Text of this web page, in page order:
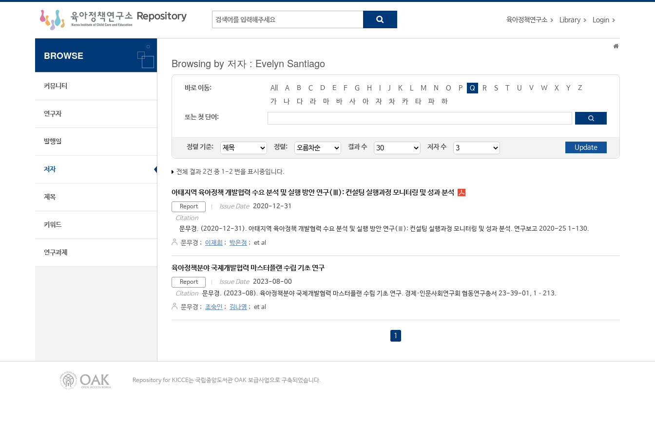
육아정책연구소 Library Login
BROWSE
커뮤니티
연구자
발행일
저자
제목
키워드
연구과제
Browsing by 저자 : Evelyn Santiago
바로 이동: All A B C D E F G H J K M N O P Q R S T U V W X Y
Z
가
나 다 라 마 바 사 아 자 차 카 타 파
하
또는 첫 단어:
정렬 기준: 정렬: 결과 수 저자 수
전체 결과 2건 중 1-2 번을 표시중입니다.
아태지역 육아정책 개발협력 수요 분석 및 실행 방안 연구(Ⅲ): 컨설팅 실행과정 모니터링 및 성과 분석
Report Issue Date 2020-12-31
Citation
문무경. (2020-12-31). 아태지역 육아정책 개발협력 수요 분석 및 실행 방안 연구(Ⅲ): 컨설팅 실행과정 모니터링 및 성과 분석. 연구보고 2020-25 1-130.
문무경 ; 이재희 ; 박은정 ; et al
육아정책분야 국제개발협력 마스터플랜 수립 기초 연구
Report Issue Date 2023-08-00
Citation 문무경. (2023-08). 육아정책분야 국제개발협력 마스터플랜 수립 기초 연구. 경제·인문사회연구회 협동연구총서 23-39-01, 1–213.
문무경 ; 조숙인 ; 김나영 ; et al
1
Repository for KICCE는 국립중앙도서관 OAK 보급사업으로 구축되었습니다.